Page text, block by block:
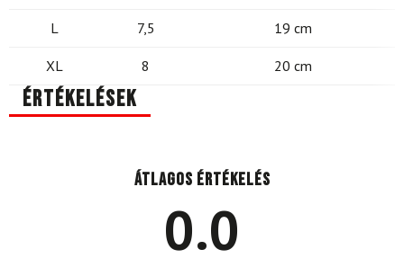
L 7,5 19 cm
XL 8 20 cm
Értékelések
Átlagos értékelés
0.0